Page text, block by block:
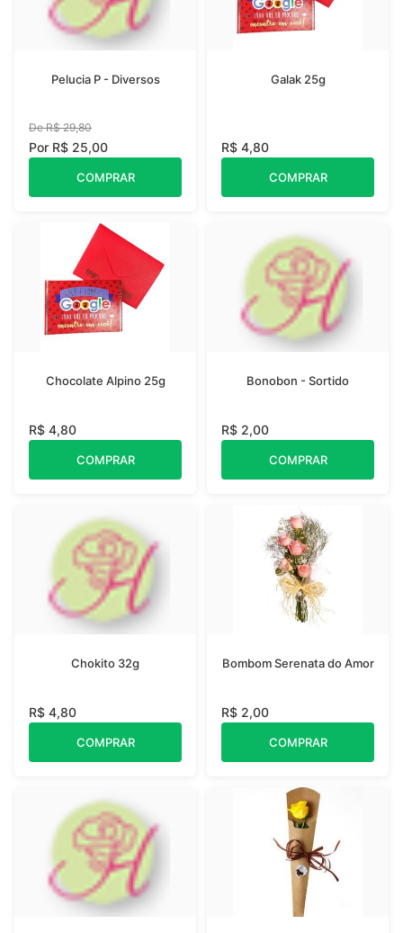
Pelucia P - Diversos
De R$ 29,80
Por R$ 25,00
COMPRAR
Galak 25g
R$ 4,80
COMPRAR
Chocolate Alpino 25g
R$ 4,80
COMPRAR
Bonobon - Sortido
R$ 2,00
COMPRAR
Chokito 32g
R$ 4,80
COMPRAR
Bombom Serenata do Amor
R$ 2,00
COMPRAR